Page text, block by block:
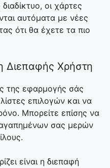
οι χάρτες
αυτόματα με νέες
ότι θα έχετε τα πιο
Διεπαφής Χρήστη
της εφαρμογής σάς
επιλογών και να
Μπορείτε επίσης να
σας μερών
είναι η διεπαφή